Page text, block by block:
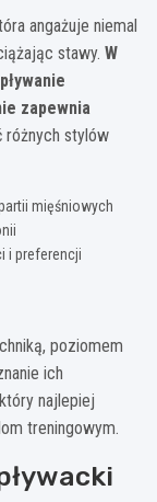
angażuje niemal
stawy. W
zapewnia
różnych stylów
mięśniowych
i preferencji
poziomem
ich
najlepiej
treningowym.